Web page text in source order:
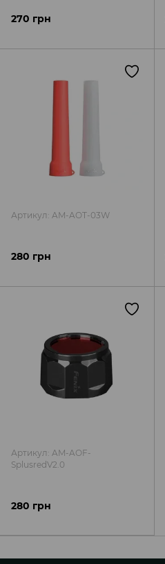
270 грн
Артикул: AM-AOT-03W
280 грн
Артикул: AM-AOF-
SplusredV2.0
280 грн